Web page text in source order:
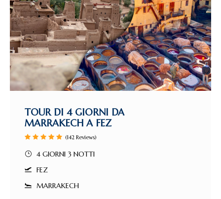
TOUR DI 4 GIORNI DA
MARRAKECH A FEZ
4 GIORNI 3 NOTTI
FEZ
MARRAKECH
(142 Reviews)